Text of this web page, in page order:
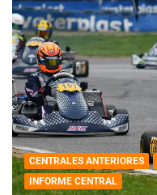
CENTRALES ANTERIORES
INFORME CENTRAL